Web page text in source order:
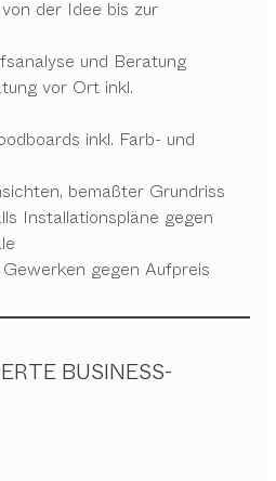
der Idee bis zur
und Beratung
vor Ort inkl.
inkl. Farb- und
bemaßter Grundriss
Installationspläne gegen
gegen Aufpreis
BUSINESS-